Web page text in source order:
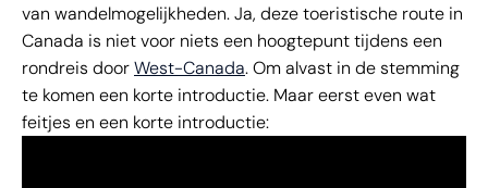
van wandelmogelijkheden. Ja, deze toeristische route in
Canada is niet voor niets een hoogtepunt tijdens een
rondreis doorWest-Canada. Om alvast in de stemming
te komen een korte introductie. Maar eerst even wat
feitjes en een korte introductie: